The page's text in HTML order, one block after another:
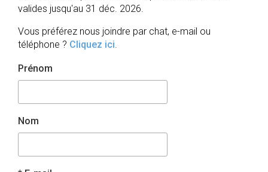
valides jusqu'au 31 déc. 2026.
Vous préférez nous joindre par chat, e-mail ou
téléphone ? Cliquez ici.
Prénom
Nom